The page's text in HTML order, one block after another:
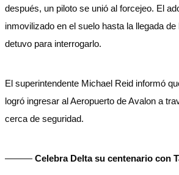
después, un piloto se unió al forcejeo. El
inmovilizado en el suelo hasta la llegada
detuvo para interrogarlo.
El superintendente Michael Reid informó
logró ingresar al Aeropuerto de Avalon a
cerca de seguridad.
——— Celebra Delta su centenario con